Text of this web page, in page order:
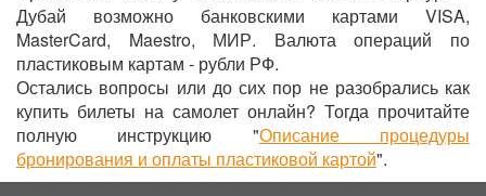
Дубай возможно банковскими картами VISA,
MasterCard, Maestro, МИР. Валюта операций по
пластиковым картам - рубли РФ.
Остались вопросы или до сих пор не разобрались как
купить билеты на самолет онлайн? Тогда прочитайте
полную инструкцию "Описание процедуры
бронирования и оплаты пластиковой картой".